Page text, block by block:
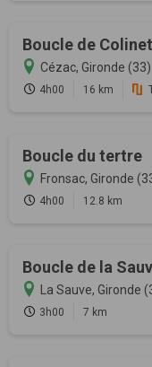
Boucle de Colinet
Cézac, Gironde (33)
4h00 16 km
Boucle du tertre
Fronsac, Gironde
4h00 12.8 km
Boucle de la
La Sauve, Gironde
3h00 7 km